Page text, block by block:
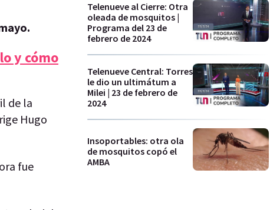
y cómo
de la
Hugo
fue
Telenueve al Cierre: Otra
oleada de mosquitos |
Programa del 23 de
febrero de 2024
Telenueve Central: Torres
le dio un ultimátum a
Milei | 23 de febrero de
2024
Insoportables: otra ola
de mosquitos copó el
AMBA